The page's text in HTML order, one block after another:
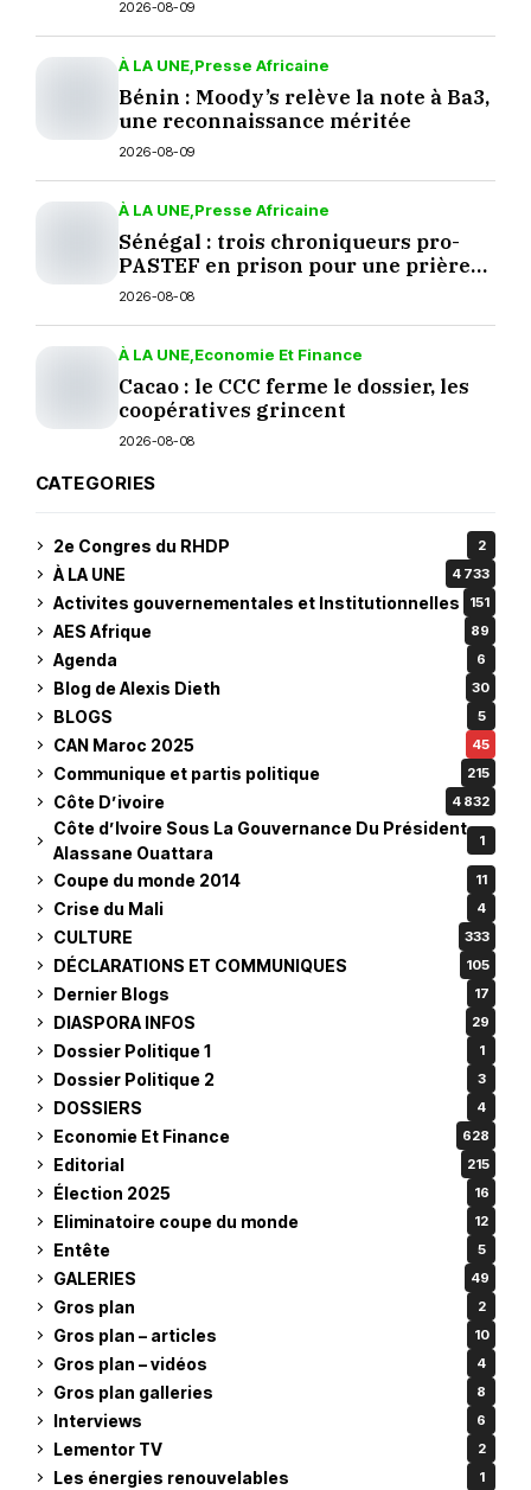
2026-08-09
À LA UNE Presse Africaine
Bénin : Moody’s relève la note à Ba3,
une reconnaissance méritée
2026-08-09
À LA UNE Presse Africaine
Sénégal : trois chroniqueurs pro-
PASTEF en prison pour une prière
sur TikTok
2026-08-08
À LA UNE Economie Et Finance
Cacao : le CCC ferme le dossier, les
coopératives grincent
2026-08-08
CATEGORIES
2e Congres du RHDP 2
À LA UNE 4 733
Activites gouvernementales et Institutionnelles 151
AES Afrique 89
Agenda 6
Blog de Alexis Dieth 30
BLOGS 5
CAN Maroc 2025 45
Communique et partis politique 215
Côte D’ivoire 4 832
Côte d’Ivoire Sous La Gouvernance Du Président
Alassane Ouattara
1
Coupe du monde 2014 11
Crise du Mali 4
CULTURE 333
DÉCLARATIONS ET COMMUNIQUES 105
Dernier Blogs 17
DIASPORA INFOS 29
Dossier Politique 1 1
Dossier Politique 2 3
DOSSIERS 4
Economie Et Finance 628
Editorial 215
Élection 2025 16
Eliminatoire coupe du monde 12
Entête 5
GALERIES 49
Gros plan 2
Gros plan – articles 10
Gros plan – vidéos 4
Gros plan galleries 8
Interviews 6
Lementor TV 2
Les énergies renouvelables 1